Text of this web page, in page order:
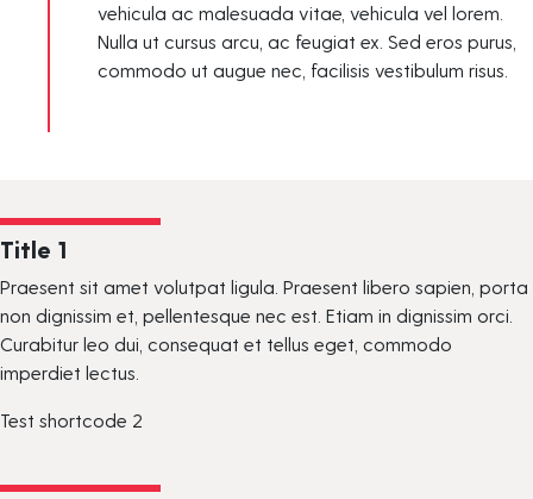
vehicula ac malesuada vitae, vehicula vel lorem.
Nulla ut cursus arcu, ac feugiat ex. Sed eros purus,
commodo ut augue nec, facilisis vestibulum risus.
Title 1
Praesent sit amet volutpat ligula. Praesent libero sapien, porta
non dignissim et, pellentesque nec est. Etiam in dignissim orci.
Curabitur leo dui, consequat et tellus eget, commodo
imperdiet lectus.
Test shortcode 2